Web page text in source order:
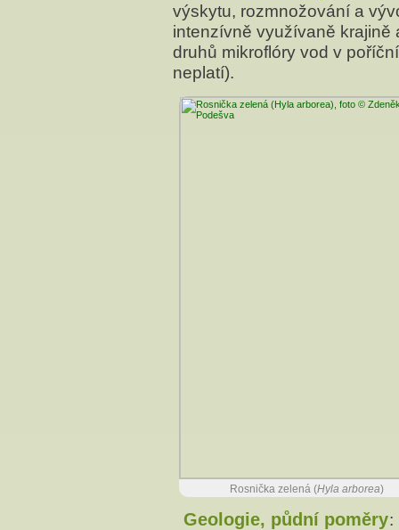
výskytu, rozmnožování a
intenzívně využívaně krajině
druhů mikroflóry vod v
neplatí).
Rosnička zelená (Hyla arborea)
Geologie, půdní poměry: